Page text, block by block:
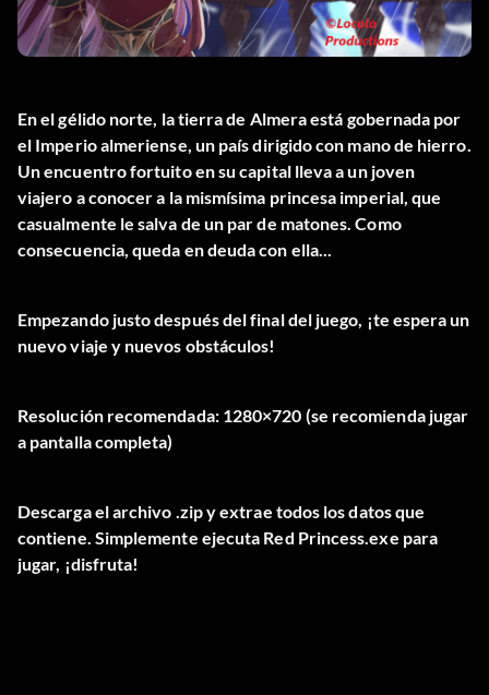
En el gélido norte, la tierra de Almera está gobernada por
el Imperio almeriense, un país dirigido con mano de hierro.
Un encuentro fortuito en su capital lleva a un joven
viajero a conocer a la mismísima princesa imperial, que
casualmente le salva de un par de matones. Como
consecuencia, queda en deuda con ella...
Empezando justo después del final del juego, ¡te espera un
nuevo viaje y nuevos obstáculos!
Resolución recomendada: 1280×720 (se recomienda jugar
a pantalla completa)
Descarga el archivo .zip y extrae todos los datos que
contiene. Simplemente ejecuta Red Princess.exe para
jugar, ¡disfruta!